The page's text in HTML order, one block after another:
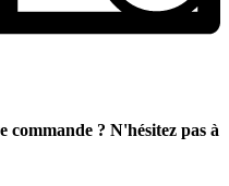
commande ? N'hésitez pas à